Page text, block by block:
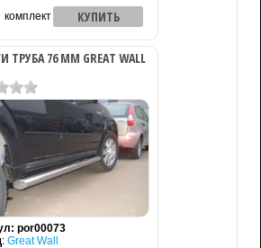
комплект
ТРУБА 76 ММ GREAT WALL
por00073
: Great Wall